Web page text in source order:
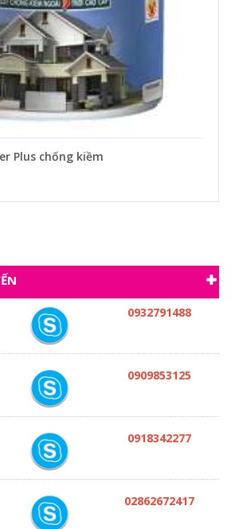
Plus chống kiềm
0932791488
0909853125
0918342277
02862672417